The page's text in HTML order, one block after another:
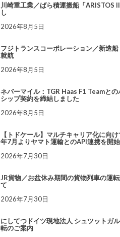
川崎重工業／ばら積運搬船「ARISTOS
し
2026年8月5日
フジトランスコーポレーション／新造船
就航
2026年8月5日
ネバーマイル：TGR Haas F1 Teamとの
シップ契約を締結しました
2026年8月5日
【トドケール】マルチキャリア化に向
年7月よりヤマト運輸とのAPI連携を開始
2026年7月30日
JR貨物／お盆休み期間の貨物列車の運
て
2026年7月30日
にしてつドイツ現地法人 シュツットガ
転のご案内